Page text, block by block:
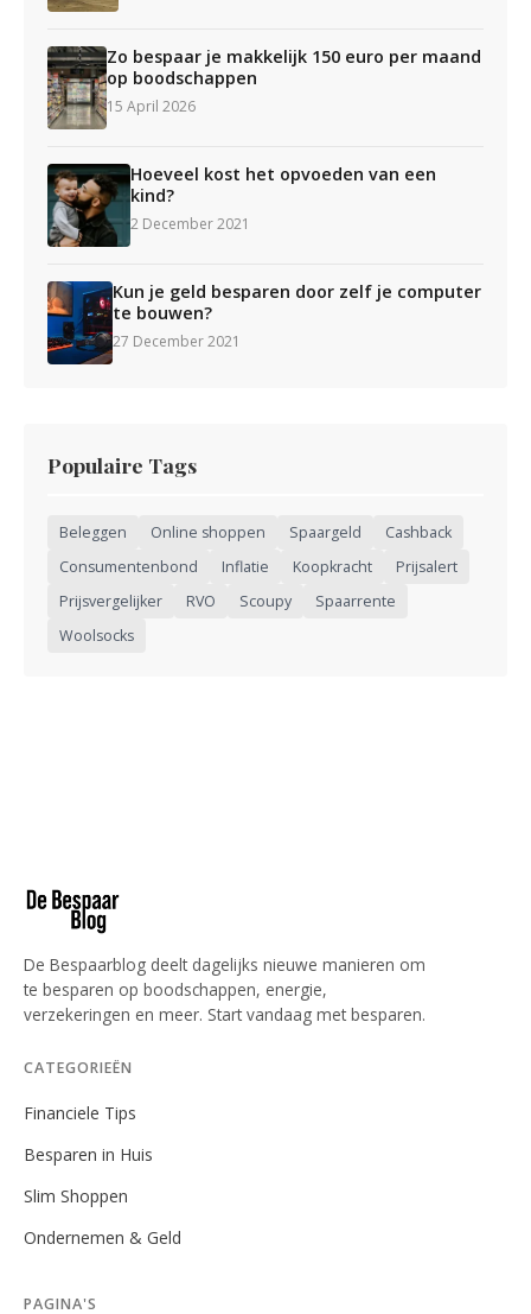
Zo bespaar je makkelijk 150 euro per maand
op boodschappen
15 April 2026
Hoeveel kost het opvoeden van een
kind?
2 December 2021
Kun je geld besparen door zelf je computer
te bouwen?
27 December 2021
Populaire Tags
Beleggen Online shoppen Spaargeld
Cashback
Consumentenbond
Inflatie Koopkracht
Prijsalert
Prijsvergelijker
RVO Scoupy
Spaarrente
Woolsocks
De Bespaarblog deelt dagelijks nieuwe manieren om
te besparen op boodschappen, energie,
verzekeringen en meer. Start vandaag met besparen.
CATEGORIEËN
Financiele Tips
Besparen in Huis
Slim Shoppen
Ondernemen & Geld
PAGINA'S